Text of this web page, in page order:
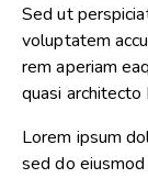
Sed ut
voluptatem
rem aperiam
quasi
Lorem ipsum
sed do